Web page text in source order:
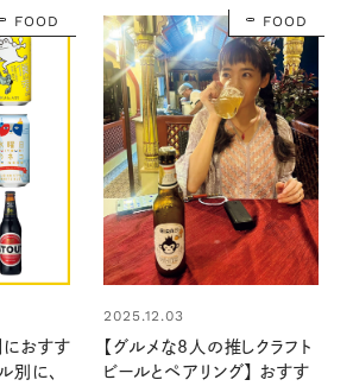
FOOD
におすす
別に、
FOOD
2025.12.03
【グルメな8人の推しクラフト
ビールとペアリング】 おすす